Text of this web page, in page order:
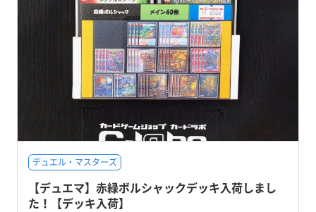
デュエル・マスターズ
【デュエマ】赤緑ボルシャックデッキ入荷しまし
た！【デッキ入荷】